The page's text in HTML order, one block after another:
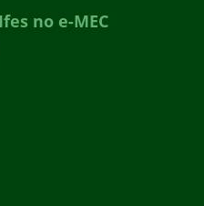
no e-MEC